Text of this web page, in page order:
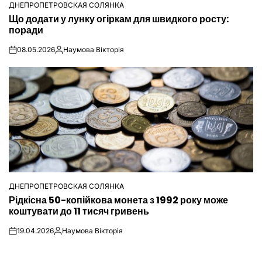
ОПУБЛІКУВАТИ
У
ДНЕПРОПЕТРОВСКАЯ СОЛЯНКА
Що додати у лунку огіркам для швидкого росту:
поради
on08.05.2026Опубліковано
Наумова Вікторія
ОПУБЛІКУВАТИ
У
ДНЕПРОПЕТРОВСКАЯ СОЛЯНКА
Рідкісна 50-копійкова монета з 1992 року може
коштувати до 11 тисяч гривень
on19.04.2026Опубліковано
Наумова Вікторія